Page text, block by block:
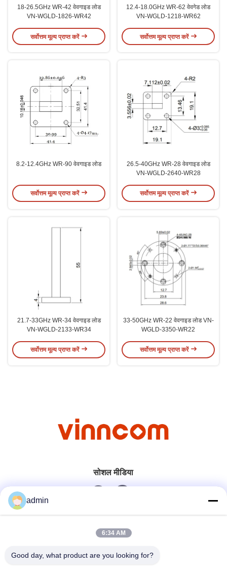
18-26.5GHz WR-42 वेवगाइड लोड
VN-WGLD-1826-WR42
सर्वोत्तम मूल्य प्राप्त करें
12.4-18.0GHz WR-62 वेवगेड लोड
VN-WGLD-1218-WR62
सर्वोत्तम मूल्य प्राप्त करें
8.2-12.4GHz WR-90 वेवगाइड लोड
सर्वोत्तम मूल्य प्राप्त करें
26.5-40GHz WR-28 वेवगाइड लोड
VN-WGLD-2640-WR28
सर्वोत्तम मूल्य प्राप्त करें
21.7-33GHz WR-34 वेवगाइड लोड
VN-WGLD-2133-WR34
सर्वोत्तम मूल्य प्राप्त करें
33-50GHz WR-22 वेवगाइड लोड VN-
WGLD-3350-WR22
सर्वोत्तम मूल्य प्राप्त करें
सोशल मीडिया
त्वरित संपर्क
admin
6:34 AM
Good day, what product are you looking for?